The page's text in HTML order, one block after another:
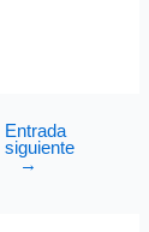
Entrada
siguiente
→